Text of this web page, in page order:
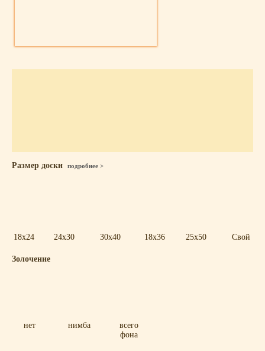
Размер доски подробнее >
18x24 24x30 30x40 18x36 25x50 Свой
Золочение
нет нимба
всего
фона